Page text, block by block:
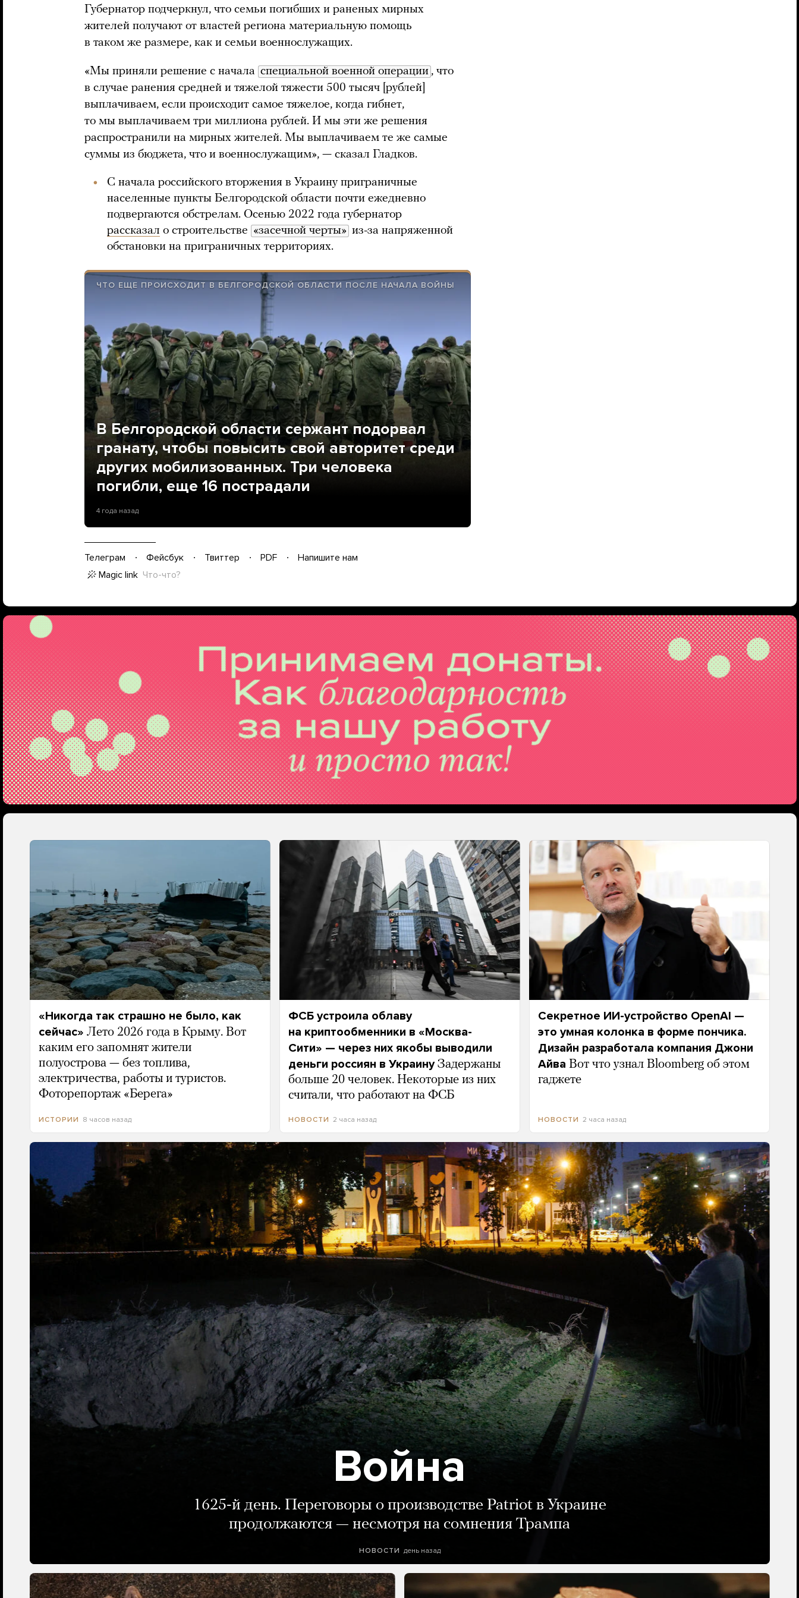
Губернатор подчеркнул, что семьи погибших и раненых мирных
жителей получают от властей региона материальную помощь
в таком же размере, как и семьи военнослужащих.
«Мы приняли решение с начала специальной военной операции , что
в случае ранения средней и тяжелой тяжести 500 тысяч [рублей]
выплачиваем, если происходит самое тяжелое, когда гибнет,
то мы выплачиваем три миллиона рублей. И мы эти же решения
распространили на мирных жителей. Мы выплачиваем те же самые
суммы из бюджета, что и военнослужащим», — сказал Гладков.
С начала российского вторжения в Украину приграничные
населенные пункты Белгородской области почти ежедневно
подвергаются обстрелам. Осенью 2022 года губернатор
рассказал о строительстве «засечной черты» из-за напряженной
обстановки на приграничных территориях.
ЧТО ЕЩЕ ПРОИСХОДИТ В БЕЛГОРОДСКОЙ ОБЛАСТИ ПОСЛЕ НАЧАЛА ВОЙНЫ
В Белгородской области сержант подорвал
гранату, чтобы повысить свой авторитет среди
других мобилизованных. Три человека
погибли, еще 16 пострадали
4 года назад
Телеграм Фейсбук Твиттер PDF
Напишите нам
Magic link Что-что?
«Никогда так страшно не было, как
сейчас» Лето 2026 года в Крыму. Вот
каким его запомнят жители
полуострова — без топлива,
электричества, работы и туристов.
Фоторепортаж «Берега»
ИСТОРИИ 8 часов назад
ФСБ устроила облаву
на криптообменники в «Москва-
Сити» — через них якобы выводили
деньги россиян в Украину Задержаны
больше 20 человек. Некоторые из них
считали, что работают на ФСБ
НОВОСТИ 2 часа назад
Секретное ИИ-устройство OpenAI —
это умная колонка в форме пончика.
Дизайн разработала компания Джони
Айва Вот что узнал Bloomberg об этом
гаджете
НОВОСТИ 2 часа назад
Война
1625-й день. Переговоры о производстве Patriot в Украине
продолжаются — несмотря на сомнения Трампа
НОВОСТИ день назад